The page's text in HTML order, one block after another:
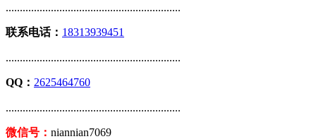
..............................................................
联系电话： 18313939451
..............................................................
QQ： 2625464760
..............................................................
微信号： niannian7069